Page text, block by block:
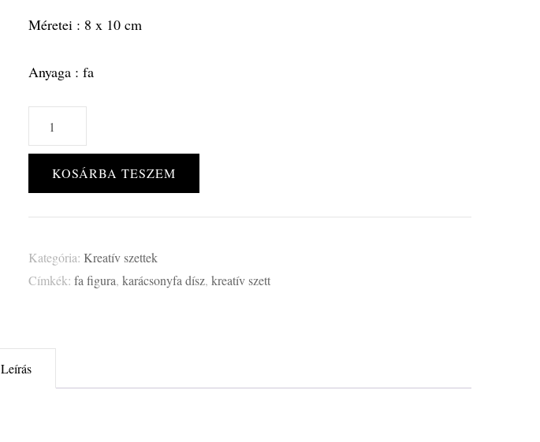
Méretei : 8 x 10 cm
Anyaga : fa
Jegesmedvék
mennyiség
KOSÁRBA TESZEM
Kategória:Kreatív szettek
Címkék:fa figura,karácsonyfa dísz,kreatív szett
Leírás